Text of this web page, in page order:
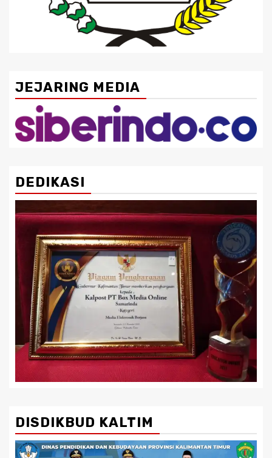
JEJARING MEDIA
DEDIKASI
DISDIKBUD KALTIM